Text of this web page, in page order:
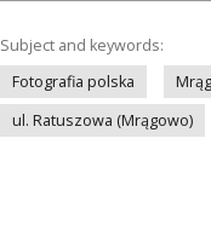
Subject and keywords:
Fotografia polska
ul. Ratuszowa (Mrągowo)